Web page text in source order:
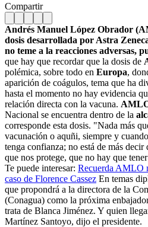
Compartir
Andrés Manuel López Obrador
dosis desarrollada por Astra
no teme a la reacciones adversas,
que hay que recordar que la dosis de
polémica, sobre todo en Europa,
aparición de coágulos, tema que ha
hasta el momento no hay evidencia
relación directa con la vacuna.
Nacional se encuentra dentro de la
corresponde esta dosis. "Nada más
vacunación o aquñi, siempre y
tenga confianza; no está de más
que nos protege, que no hay que
Te puede interesar: Recuerda AMLO
caso de Florence Cassez En temas
que propondrá a la directora de la
(Conagua) como la próxima
trata de Blanca Jiménez. Y quien
Martínez Santoyo, dijo el presidente.